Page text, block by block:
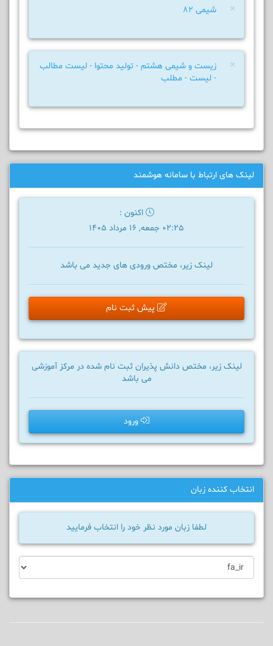
× شیمی ۸۲
×
زیست و شیمی هشتم - تولید محتوا - لیست مطالب
- لیست - مطلب
لینک های ارتباط با سامانه هوشمند
اکنون :
02:25 جمعه, 16 مرداد 1405
لینک زیر، مختص ورودی های جدید می باشد
پیش ثبت نام
لینک زیر، مختص دانش پذیران ثبت نام شده در مرکز آموزشی
می باشد
ورود
انتخاب کننده زبان
لطفا زبان مورد نظر خود را انتخاب فرمایید